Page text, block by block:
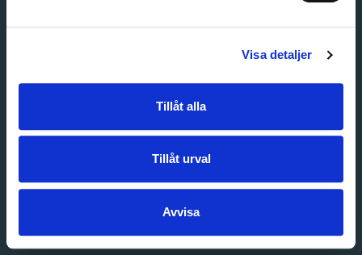
Visa detaljer
Tillåt alla
Tillåt urval
Avvisa